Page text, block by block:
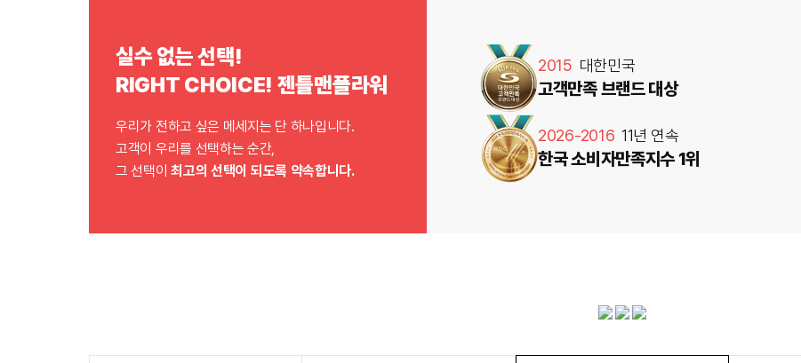
실수 없는 선택!
RIGHT CHOICE! 젠틀맨플라워
우리가 전하고 싶은 메세지는 단 하나입니다.
고객이 우리를 선택하는 순간,
그 선택이최고의 선택이 되도록 약속합니다.
2015 대한민국
고객만족 브랜드 대상
2026-2016 11년 연속
한국 소비자만족지수 1위